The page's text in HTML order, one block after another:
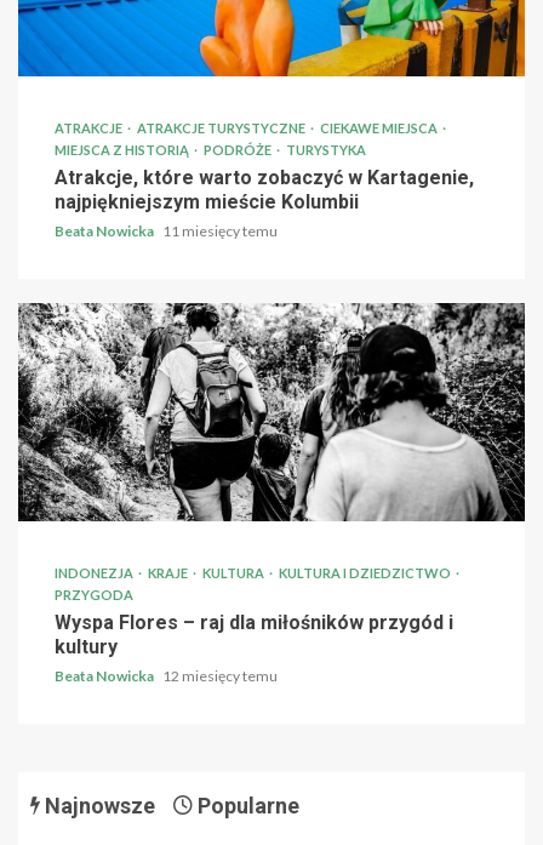
ATRAKCJE ATRAKCJE TURYSTYCZNE
CIEKAWE MIEJSCA
MIEJSCA Z HISTORIĄ
PODRÓŻE TURYSTYKA
Atrakcje, które warto zobaczyć w Kartagenie,
najpiękniejszym mieście Kolumbii
Beata Nowicka 11 miesięcy temu
INDONEZJA KRAJE KULTURA
KULTURA I DZIEDZICTWO
PRZYGODA
Wyspa Flores – raj dla miłośników przygód i
kultury
Beata Nowicka 12 miesięcy temu
Najnowsze Popularne